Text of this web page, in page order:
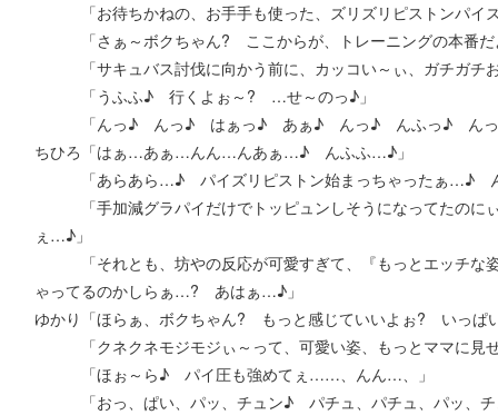
「お待ちかねの、お手手も使った、ズリズリピストンパイ
「さぁ～ボクちゃん? ここからが、トレーニングの本番だ
「サキュバス討伐に向かう前に、カッコい～ぃ、ガチガチ
「うふふ♪ 行くよぉ～? …せ～のっ♪」
「んっ♪ んっ♪ はぁっ♪ あぁ♪ んっ♪ んふっ♪ ん
ちひろ「はぁ…あぁ…んん…んあぁ…♪ んふふ…♪」
「あらあら…♪ パイズリピストン始まっちゃったぁ…♪
「手加減グラパイだけでトッピュンしそうになってたのに
ぇ…♪」
「それとも、坊やの反応が可愛すぎて、『もっとエッチな姿
ゃってるのかしらぁ…? あはぁ…♪」
ゆかり「ほらぁ、ボクちゃん? もっと感じていいよぉ? いっぱ
「クネクネモジモジぃ～って、可愛い姿、もっとママに見
「ほぉ～ら♪ パイ圧も強めてぇ……、んん…、」
「おっ、ぱい、パッ、チュン♪ パチュ、パチュ、パッ、チ